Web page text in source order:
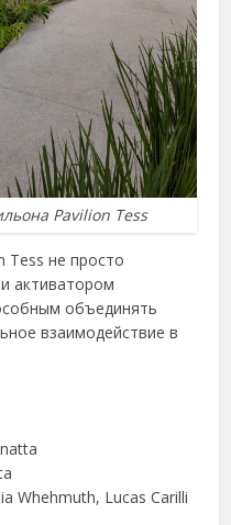
Pavilion Tess
Tess не просто
активатором
объединять
взаимодействие в
Whehmuth, Lucas Carilli